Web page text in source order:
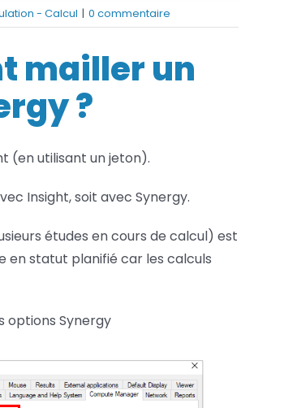
FAO
Fusion
- Calcul | 0 commentaire
mailler un
?
(en utilisant un jeton).
Insight, soit avec Synergy.
études en cours de calcul) est
en statut planifié car les calculs
options Synergy